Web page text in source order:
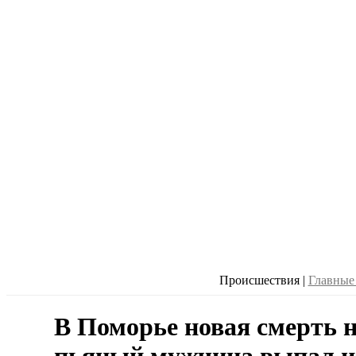
Происшествия |
В Поморье новая смерть